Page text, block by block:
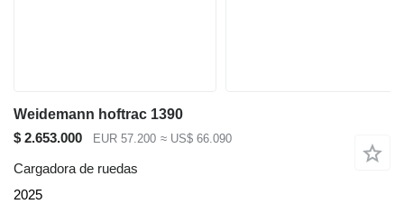
Weidemann hoftrac 1390
$ 2.653.000
EUR 57.200 ≈ US$ 66.090
Cargadora de ruedas
2025